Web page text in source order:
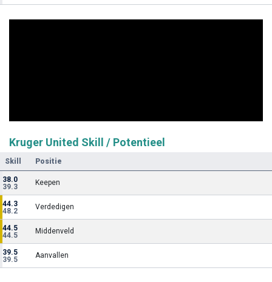
Kruger United Skill / Potentieel
Skill Positie
38.0
39.3
Keepen
44.3
48.2
Verdedigen
44.5
44.5
Middenveld
39.5
39.5
Aanvallen